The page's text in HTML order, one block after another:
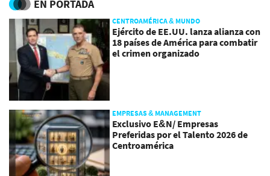
EN PORTADA
CENTROAMÉRICA & MUNDO
Ejército de EE.UU. lanza alianza con
18 países de América para combatir
el crimen organizado
EMPRESAS & MANAGEMENT
Exclusivo E&N/ Empresas
Preferidas por el Talento 2026 de
Centroamérica